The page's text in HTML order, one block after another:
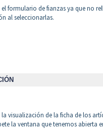
el formulario de fianzas ya que no
al seleccionarlas.
visualización de la ficha de los
la ventana que tenemos abierta